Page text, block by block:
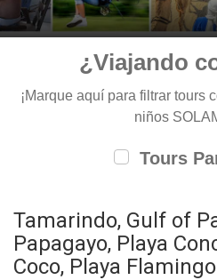
¿Viajando
¡Marque aquí para filtrar tours
niños
Tours
Tamarindo, Gulf of
Papagayo, Playa
Coco, Playa Flamingo